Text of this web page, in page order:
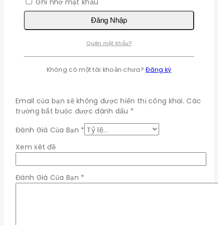
Đánh giá
Không có đánh giá nào.
Hãy là người đầu tiên xét "HC-08
CC2540 Mạch Thu Phát Bluetooth 4.0
Email của bạn sẽ không được hiển thị công khai. Các
trường bắt buộc được đánh dấu *
Đánh Giá Của Bạn *
Xem xét đề
Đánh Giá Của Bạn *
Đăng Nhập
Quên mật khẩu?
Không có một tài khoản chưa?Đăng ký